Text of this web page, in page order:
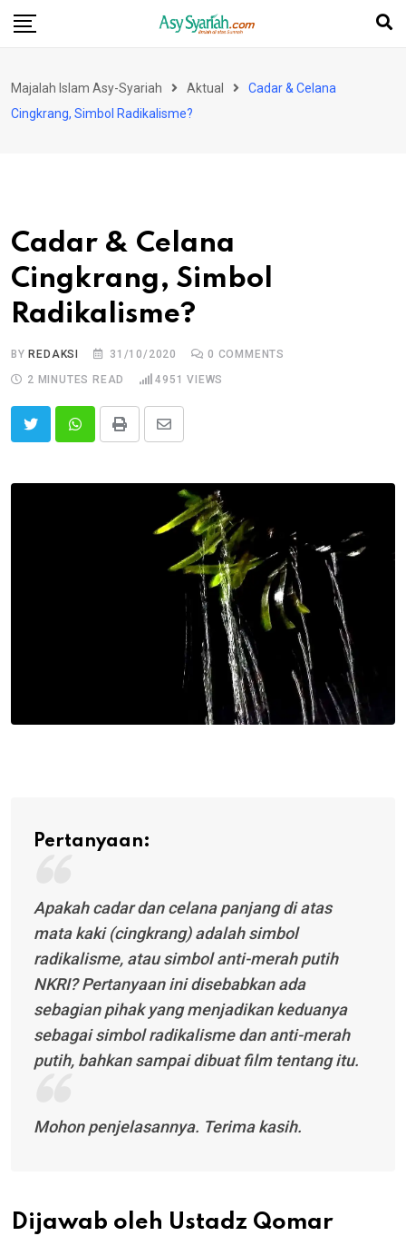
Skip
Majalah Islam Asy-Syariah Aktual
Cadar & Celana
Cingkrang, Simbol Radikalisme?
Cadar & Celana
Cingkrang, Simbol
Radikalisme?
BYREDAKSI 31/10/2020 0 COMMENTS
2 MINUTES READ
4951 VIEWS
Print
Share
Email
Pertanyaan:
Apakah cadar dan celana panjang di atas
mata kaki (cingkrang) adalah simbol
radikalisme, atau simbol anti-merah putih
NKRI? Pertanyaan ini disebabkan ada
sebagian pihak yang menjadikan keduanya
sebagai simbol radikalisme dan anti-merah
putih, bahkan sampai dibuat film tentang itu.
Mohon penjelasannya. Terima kasih.
Dijawab oleh Ustadz Qomar